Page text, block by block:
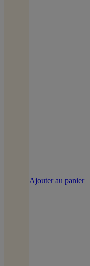
Ajouter au panier